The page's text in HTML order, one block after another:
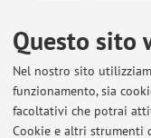
Questo sito
Nel nostro sito
funzionamento, sia
facoltativi che potrai
Cookie e altri strumenti
Tesi di laurea -
revisione
Pubblicato il: 02 aprile 2019
Avviso per i laureandi: